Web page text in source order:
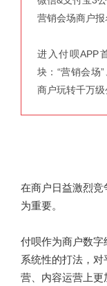
营销会场商户报
进入付呗APP
块：“营销会场
商户玩转千万级
在商户日益激烈
为重要。
付呗作为商户数
系统性的打法，
营、内容运营上更